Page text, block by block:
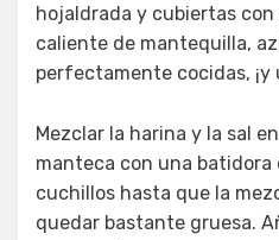
hojaldrada y cubiertas
caliente de mantequilla,
perfectamente cocidas, ¡y
Mezclar la harina y la sal
manteca con una batidora
cuchillos hasta que la
quedar bastante gruesa.